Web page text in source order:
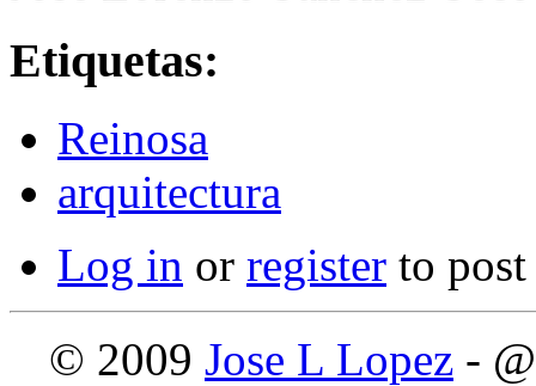
Etiquetas:
Reinosa
arquitectura
Log in or register to
© 2009 Jose L Lopez -